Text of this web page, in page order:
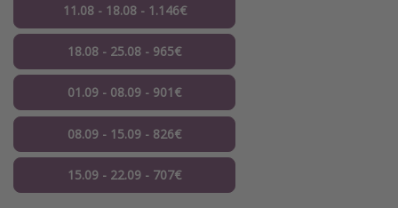
11.08 - 18.08 - 1.146€
18.08 - 25.08 - 965€
01.09 - 08.09 - 901€
08.09 - 15.09 - 826€
15.09 - 22.09 - 707€